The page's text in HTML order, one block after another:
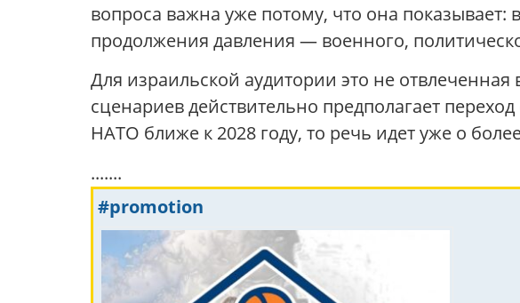
вопроса важна уже потому, что она
продолжения давления — военного,
Для израильской аудитории это не
сценариев действительно предполагает
НАТО ближе к 2028 году, то речь идет уже о
.......
#promotion